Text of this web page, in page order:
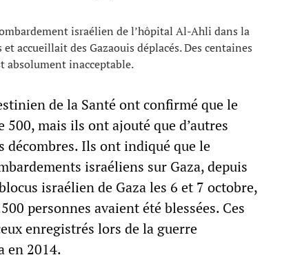
israélien de l’hôpital Al-Ahli dans la
accueillait des Gazaouis déplacés. Des centaines
absolument inacceptable.
de la Santé ont confirmé que le
500, mais ils ont ajouté que d’autres
décombres. Ils ont indiqué que le
israéliens sur Gaza, depuis
israélien de Gaza les 6 et 7 octobre,
personnes avaient été blessées. Ces
enregistrés lors de la guerre
en 2014.